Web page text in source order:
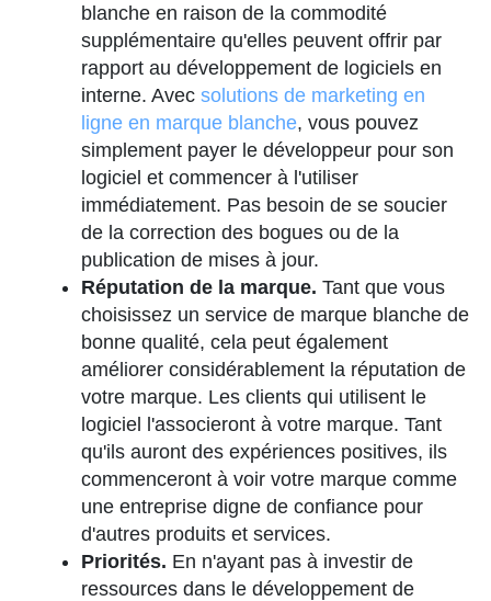
blanche en raison de la commodité
supplémentaire qu'elles peuvent offrir par
rapport au développement de logiciels en
interne. Avec solutions de marketing en
ligne en marque blanche, vous pouvez
simplement payer le développeur pour son
logiciel et commencer à l'utiliser
immédiatement. Pas besoin de se soucier
de la correction des bogues ou de la
publication de mises à jour.
Réputation de la marque. Tant que vous
choisissez un service de marque blanche de
bonne qualité, cela peut également
améliorer considérablement la réputation de
votre marque. Les clients qui utilisent le
logiciel l'associeront à votre marque. Tant
qu'ils auront des expériences positives, ils
commenceront à voir votre marque comme
une entreprise digne de confiance pour
d'autres produits et services.
Priorités. En n'ayant pas à investir de
ressources dans le développement de